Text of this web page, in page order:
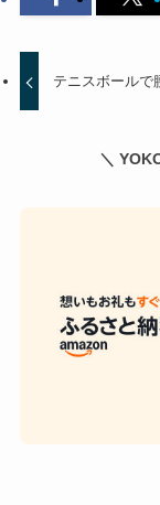
テニスボールで
＼